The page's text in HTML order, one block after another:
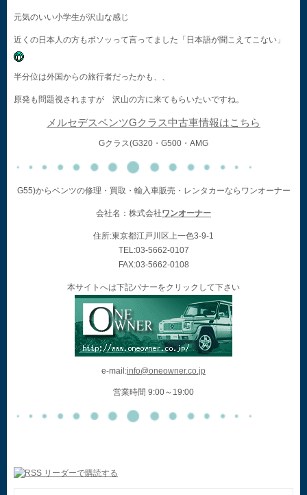
元気のいい小学生が沢山な感じ
近くの日本人の方もボソッって言ってました「日本語が聞こえてこない」
半分位は外国からの旅行者だったかも、、
原発も問題視されますが 沢山の方に来てもらいたいですね。
メルセデスベンツGクラス中古車情報はこちら
Gクラス(G320・G500・AMG
G55)からベンツの修理・買取・輸入車販売・レンタカーならワンオーナー
会社名：株式会社ワンオーナー
住所:東京都江戸川区上一色3-9-1
TEL:03-5662-0107
FAX:03-5662-0108
本サイトへは下記バナーをクリックして下さい
e-mail:info@oneowner.co.jp
営業時間 9:00～19:00